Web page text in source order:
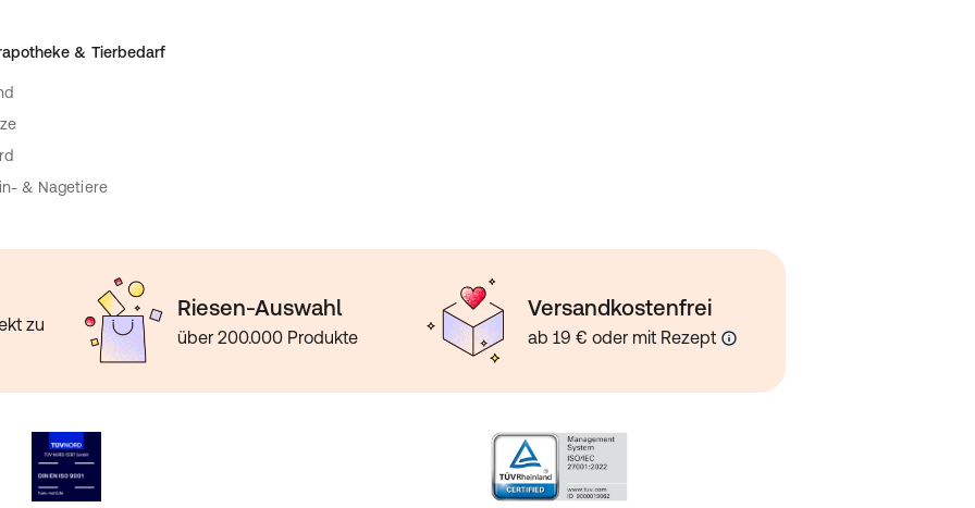
& Tierbedarf
& Nagetiere
zu
Riesen-Auswahl
über 200.000 Produkte
Versandkostenfrei
ab 19 € oder mit Rezept